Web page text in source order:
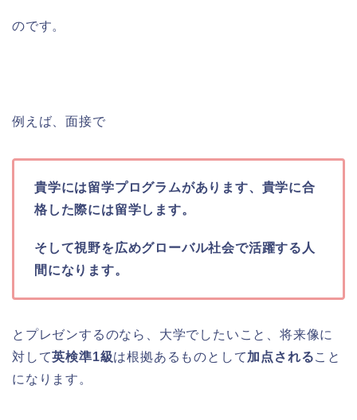
のです。
例えば、面接で
貴学には留学プログラムがあります、貴学に合
格した際には留学します。
そして視野を広めグローバル社会で活躍する人
間になります。
とプレゼンするのなら、大学でしたいこと、将来像に
対して英検準1級は根拠あるものとして加点されること
になります。